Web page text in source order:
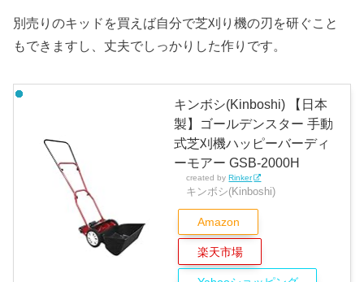
別売りのキッドを買えば自分で芝刈り機の刃を研ぐこと
もできますし、丈夫でしっかりした作りです。
キンボシ(Kinboshi) 【日本
製】ゴールデンスター 手動
式芝刈機ハッピーバーディ
ーモアー GSB-2000H
created byRinker
キンボシ(Kinboshi)
Amazon
楽天市場